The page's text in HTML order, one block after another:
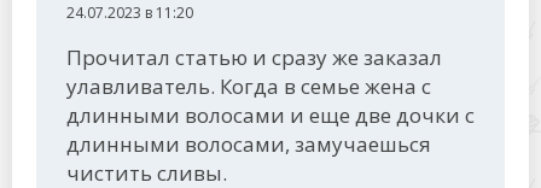
24.07.2023 в 11:20
Прочитал статью и сразу же заказал
улавливатель. Когда в семье жена с
длинными волосами и еще две дочки с
длинными волосами, замучаешься
чистить сливы.